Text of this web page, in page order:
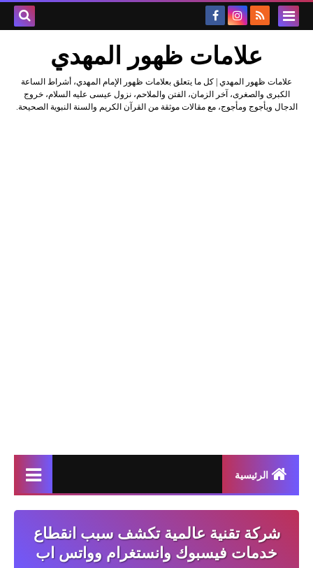
علامات ظهور المهدي
علامات ظهور المهدي | كل ما يتعلق بعلامات ظهور الإمام المهدي، أشراط الساعة
الكبرى والصغرى، آخر الزمان، الفتن والملاحم، نزول عيسى عليه السلام، خروج
الدجال ويأجوج ومأجوج، مع مقالات موثقة من القرآن الكريم والسنة النبوية الصحيحة.
الرئيسية
شركة تقنية عالمية تكشف سبب انقطاع
خدمات فيسبوك وانستغرام وواتس اب